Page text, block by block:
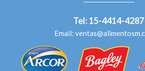
Tel: 15-4414-4287
Email: